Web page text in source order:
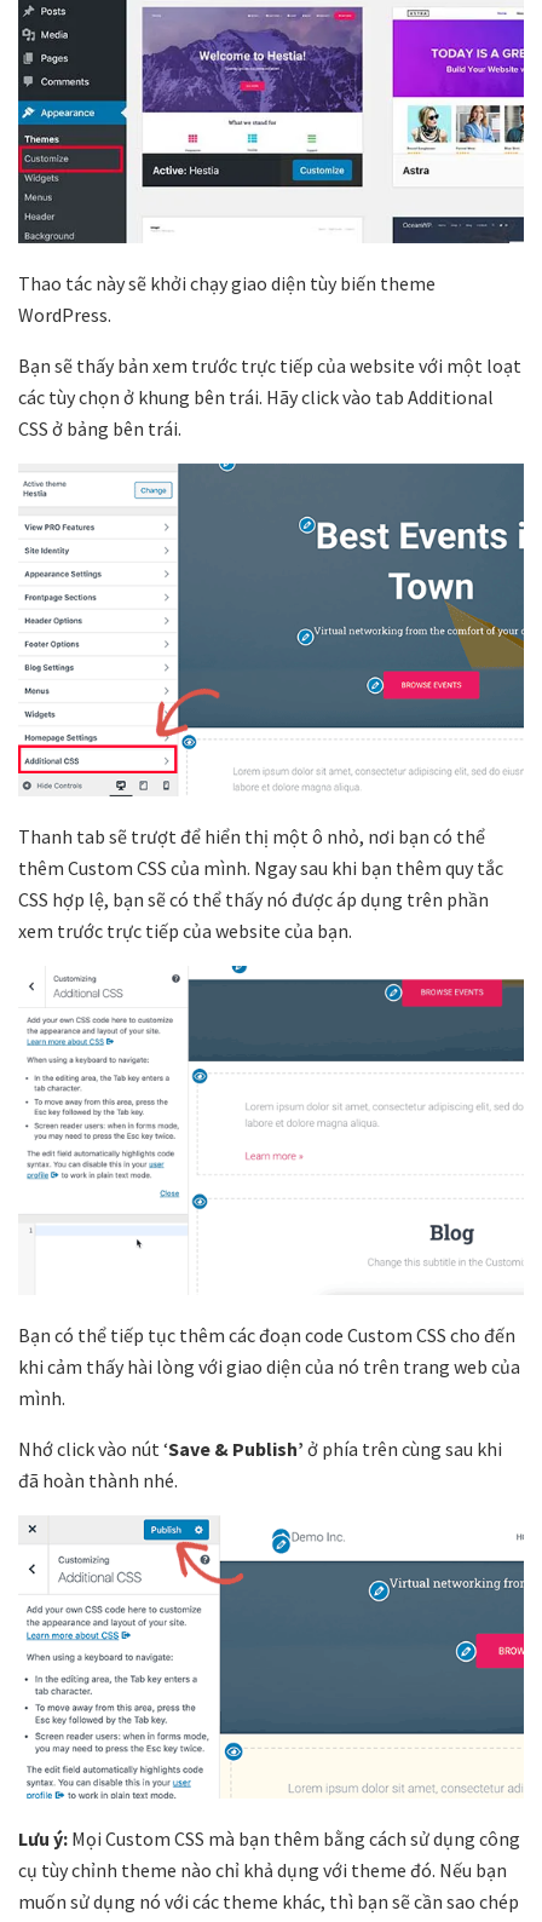
Thao tác này sẽ khởi chạy giao diện tùy biến theme
WordPress.
Bạn sẽ thấy bản xem trước trực tiếp của website với một loạt
các tùy chọn ở khung bên trái. Hãy click vào tab Additional
CSS ở bảng bên trái.
Thanh tab sẽ trượt để hiển thị một ô nhỏ, nơi bạn có thể
thêm Custom CSS của mình. Ngay sau khi bạn thêm quy tắc
CSS hợp lệ, bạn sẽ có thể thấy nó được áp dụng trên phần
xem trước trực tiếp của website của bạn.
Bạn có thể tiếp tục thêm các đoạn code Custom CSS cho đến
khi cảm thấy hài lòng với giao diện của nó trên trang web của
mình.
Nhớ click vào nút ‘Save & Publish’ ở phía trên cùng sau khi
đã hoàn thành nhé.
Lưu ý: Mọi Custom CSS mà bạn thêm bằng cách sử dụng công
cụ tùy chỉnh theme nào chỉ khả dụng với theme đó. Nếu bạn
muốn sử dụng nó với các theme khác, thì bạn sẽ cần sao chép